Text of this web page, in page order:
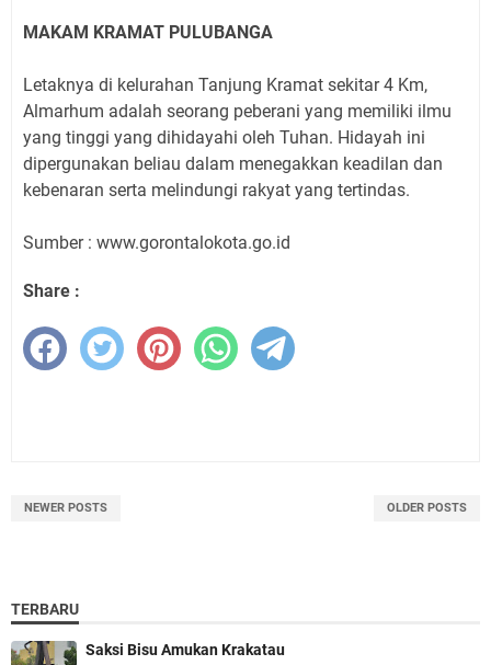
MAKAM KRAMAT PULUBANGA
Letaknya di kelurahan Tanjung Kramat sekitar 4 Km,
Almarhum adalah seorang peberani yang memiliki ilmu
yang tinggi yang dihidayahi oleh Tuhan. Hidayah ini
dipergunakan beliau dalam menegakkan keadilan dan
kebenaran serta melindungi rakyat yang tertindas.
Sumber : www.gorontalokota.go.id
Share :
NEWER POSTS OLDER POSTS
TERBARU
Saksi Bisu Amukan Krakatau